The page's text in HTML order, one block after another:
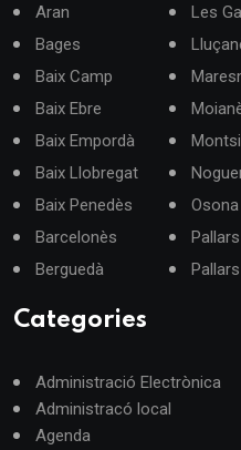
Aran
Bages
Baix Camp
Baix Ebre
Baix Empordà
Baix Llobregat
Baix Penedès
Barcelonès
Berguedà
Les
Osona
Categories
Administració Electrònica
Administracó local
Agenda